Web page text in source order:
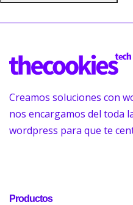
Creamos soluciones con
nos encargamos del toda
wordpress para que te
Productos